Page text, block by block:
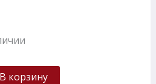
В корзину